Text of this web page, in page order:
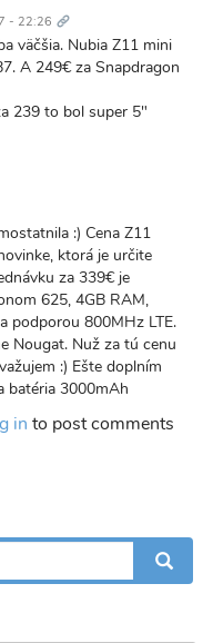
- 22:26 odkaz
väčšia. Nubia Z11 mini
A 249€ za Snapdragon
239 to bol super 5"
:) Cena Z11
ktorá je určite
za 339€ je
625, 4GB RAM,
podporou 800MHz LTE.
Nougat. Nuž za tú cenu
:) Ešte doplním
batéria 3000mAh
in to post comments